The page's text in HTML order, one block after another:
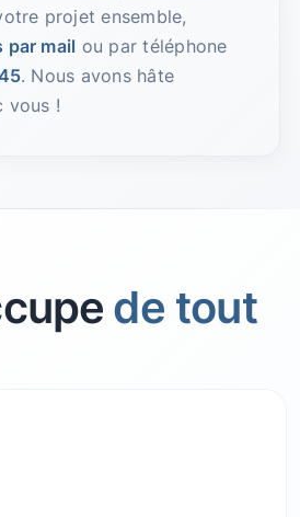
projet ensemble,
mail ou par téléphone
. Nous avons hâte
vous !
de tout